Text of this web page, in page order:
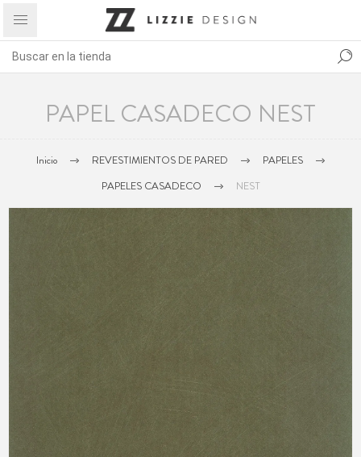
PAPEL CASADECO NEST
Inicio REVESTIMIENTOS DE PARED
PAPELES
PAPELES CASADECO
NEST